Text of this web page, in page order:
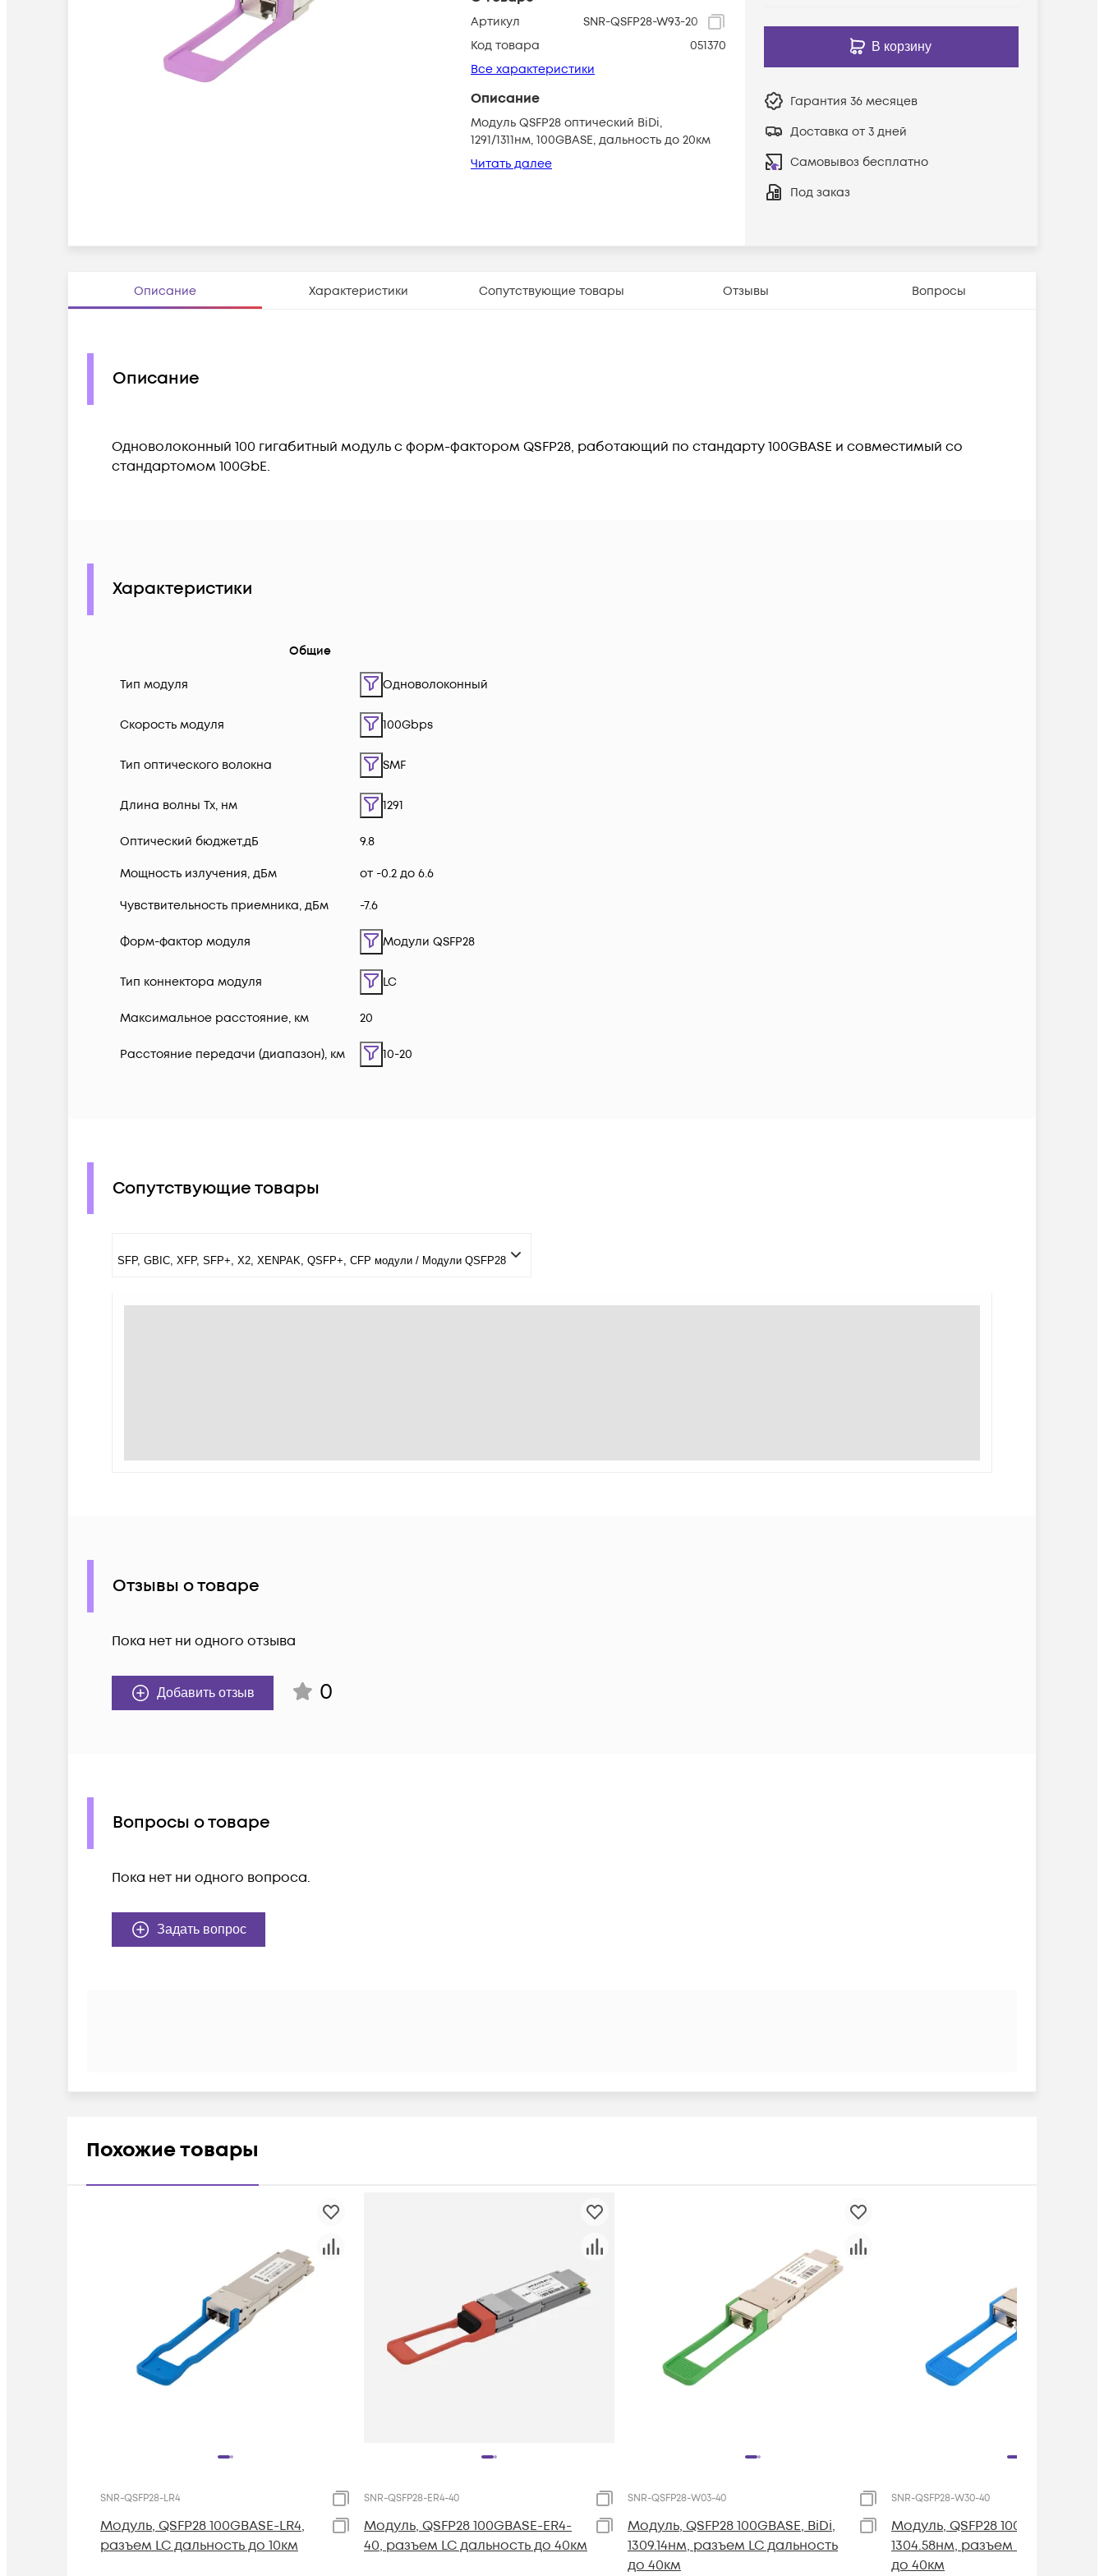
Артикул
SNR-QSFP28-W93-20
Код товара
051370
Все характеристики
Описание
Модуль QSFP28 оптический BiDi,
1291/1311нм, 100GBASE, дальность до 20км
Читать далее
В корзину
Гарантия 36 месяцев
Доставка от 3 дней
Самовывоз бесплатно
Под заказ
Описание Характеристики Сопутствующие товары Отзывы Вопросы
Описание
Одноволоконный 100 гигабитный модуль с форм-фактором QSFP28, работающий по стандарту 100GBASE и совместимый со
стандартомом 100GbE.
Характеристики
Общие
Тип модуля Одноволоконный
Скорость модуля 100Gbps
Тип оптического волокна SMF
Длина волны Tx, нм 1291
Оптический бюджет,дБ 9.8
Мощность излучения, дБм от -0.2 до 6.6
Чувствительность приемника, дБм -7.6
Форм-фактор модуля Модули QSFP28
Тип коннектора модуля LC
Максимальное расстояние, км 20
Расстояние передачи (диапазон), км 10-20
Сопутствующие товары
SFP, GBIC, XFP, SFP+, X2, XENPAK, QSFP+, CFP модули / Модули QSFP28
Отзывы о товаре
Пока нет ни одного отзыва
Добавить отзыв 0
Вопросы о товаре
Пока нет ни одного вопроса.
Задать вопрос
Похожие товары
SNR-QSFP28-LR4
Модуль, QSFP28 100GBASE-LR4,
разъем LC дальность до 10км
SNR-QSFP28-ER4-40
Модуль, QSFP28 100GBASE-ER4-
40, разъем LC дальность до 40км
SNR-QSFP28-W03-40
Модуль, QSFP28 100GBASE, BiDi,
1309.14нм, разъем LC дальность
до 40км
SNR-QSFP28-W30-40
Модуль, QSFP28 100GBASE, BiDi,
1304.58нм, разъем LC
до 40км